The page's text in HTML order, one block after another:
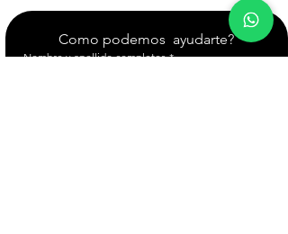
Como podemos  ayudarte?
Nombre y apellido completos *